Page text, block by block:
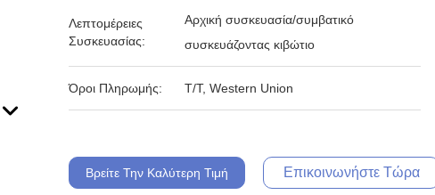
Λεπτομέρειες
Συσκευασίας:
Αρχική συσκευασία/συμβατικό
συσκευάζοντας κιβώτιο
Όροι Πληρωμής: T/T, Western Union
Βρείτε Την Καλύτερη Τιμή Επικοινωνήστε Τώρα